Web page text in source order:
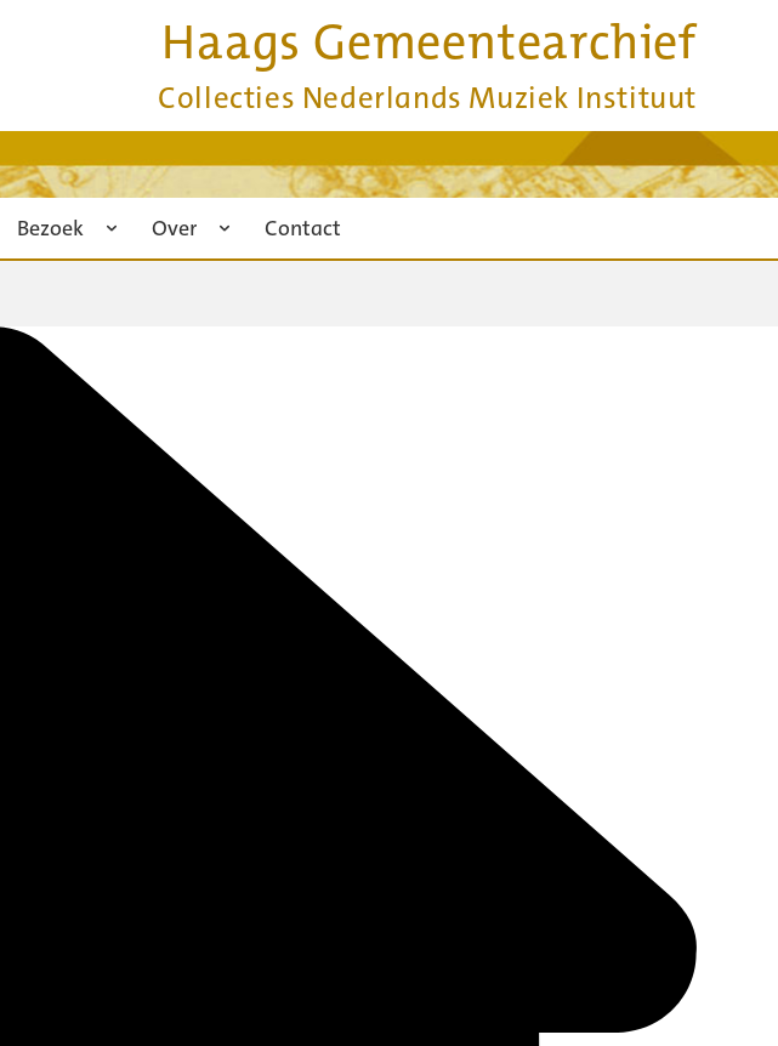
Haags Gemeentearchief
Collecties Nederlands Muziek Instituut
Bezoek Over Contact